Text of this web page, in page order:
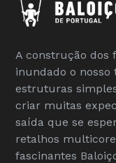
A construção dos
inundado o
estruturas
criar muitas
saída que se
retalhos
fascinantes